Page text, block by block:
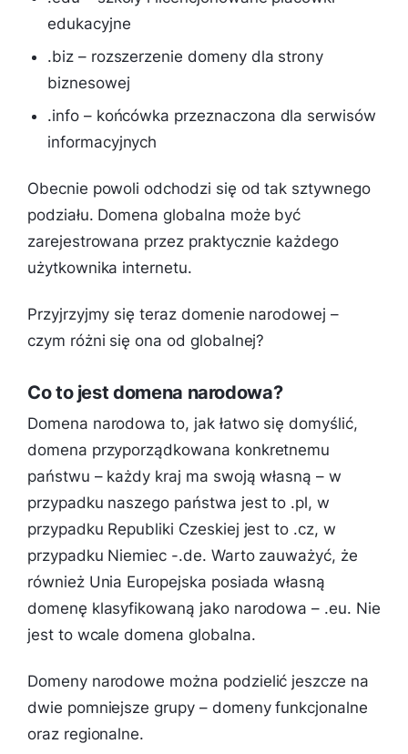
edukacyjne
.biz – rozszerzenie domeny dla strony
biznesowej
.info – końcówka przeznaczona dla serwisów
informacyjnych
Obecnie powoli odchodzi się od tak sztywnego
podziału. Domena globalna może być
zarejestrowana przez praktycznie każdego
użytkownika internetu.
Przyjrzyjmy się teraz domenie narodowej –
czym różni się ona od globalnej?
Co to jest domena narodowa?
Domena narodowa to, jak łatwo się domyślić,
domena przyporządkowana konkretnemu
państwu – każdy kraj ma swoją własną – w
przypadku naszego państwa jest to .pl, w
przypadku Republiki Czeskiej jest to .cz, w
przypadku Niemiec -.de. Warto zauważyć, że
również Unia Europejska posiada własną
domenę klasyfikowaną jako narodowa – .eu. Nie
jest to wcale domena globalna.
Domeny narodowe można podzielić jeszcze na
dwie pomniejsze grupy – domeny funkcjonalne
oraz regionalne.